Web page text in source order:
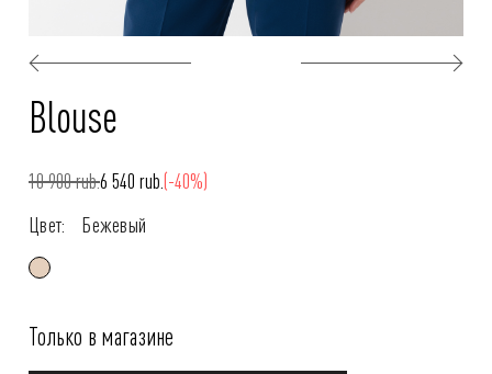
Blouse
10 900 rub.6 540 rub.(-40%)
Цвет:
Бежевый
Только в магазине